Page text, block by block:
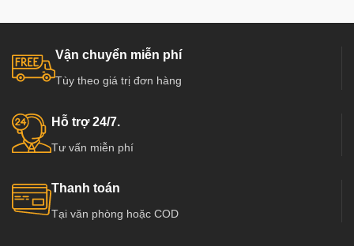
Vận chuyển miễn phí
Tùy theo giá trị đơn hàng
Hỗ trợ 24/7.
Tư vấn miễn phí
Thanh toán
Tại văn phòng hoặc COD